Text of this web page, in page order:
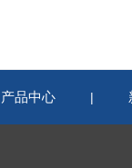
产品中心 |